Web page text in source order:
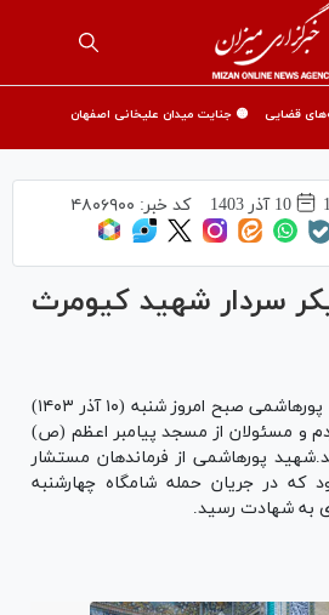
قضایی 🟡 جنایت میدان علیخانی اصفهان
10 آذر 1403 کد خبر: ۴۸۰۶۹۰۰
سردار شهید کیومرث
پیکر سردار شهید کیومرث پورهاشمی صبح امروز شنبه (۱۰ آذر ۱۴۰۳)
و مسئولان از مسجد پیامبر اعظم (ص)
پورهاشمی از فرماندهان مستشار
که در جریان حمله شامگاه چهارشنبه
به شهادت رسید.